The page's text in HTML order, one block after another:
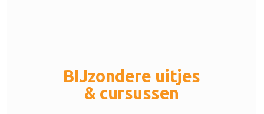
BIJzondere uitjes
& cursussen